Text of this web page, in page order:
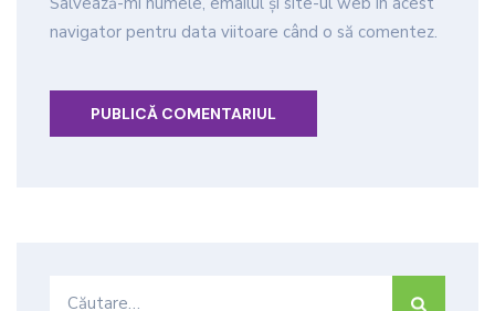
navigator pentru data viitoare când o să comentez.